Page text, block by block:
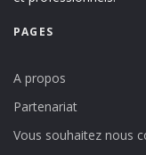
PAGES
A propos
Partenariat
Vous souhaitez nous